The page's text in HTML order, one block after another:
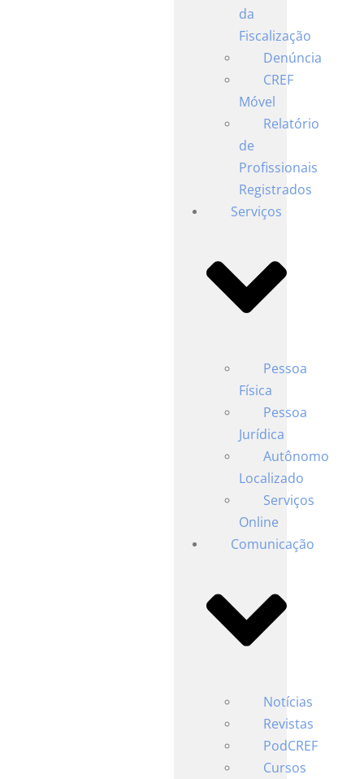
da
Fiscalização
Denúncia
CREF
Móvel
Relatório
de
Profissionais
Registrados
Serviços
Pessoa
Física
Pessoa
Jurídica
Autônomo
Localizado
Serviços
Online
Comunicação
Notícias
Revistas
PodCREF
Cursos